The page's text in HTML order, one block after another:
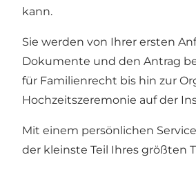
kann.
Sie werden von Ihrer ersten
Dokumente und den Antrag
für Familienrecht bis hin zur
Hochzeitszeremonie auf der
Mit einem persönlichen
der kleinste Teil Ihres größten